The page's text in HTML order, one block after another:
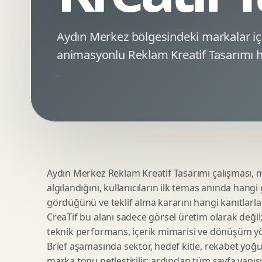
Minimal Logo Tasarimi
Amblem Tasarimi
Logo Revizyonu
Tipografik Logo Tasarimi
Startup Logo Tasarimi
Google Ads Reklam Tasarimi
Kampanya Stratejisi
Performans Reklam Kreatifleri
SEO Denetimi
E Ticaret SEO
Urun Gorsellestirme
3D Reklam Gorseli
Cgi Kampanya Gorseli
Motion 3D
3D Karakter Tasarimi
Aydın Merkez bölgesindeki markalar
animasyonlu Reklam Kreatif Tasarımı
Aydın Merkez Reklam Kreatif Tasarımı
algılandığını, kullanıcıların ilk temas anında
gördüğünü ve teklif alma kararını hangi
CreaTif bu alanı sadece görsel üretim olarak
teknik performans, içerik mimarisi ve dönüşüm
Brief aşamasında sektör, hedef kitle, rekabet